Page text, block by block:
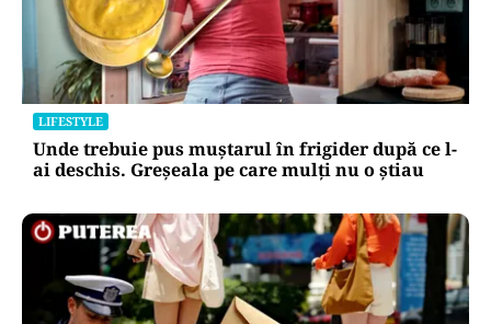
LIFESTYLE
Unde trebuie pus muștarul în frigider după ce l-
ai deschis. Greșeala pe care mulți nu o știau